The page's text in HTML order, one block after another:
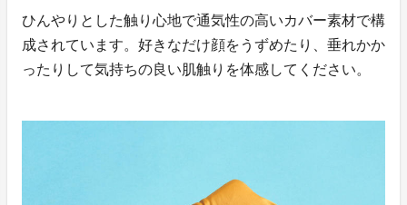
ひんやりとした触り心地で通気性の高いカバー素材で構
成されています。好きなだけ顔をうずめたり、垂れかか
ったりして気持ちの良い肌触りを体感してください。